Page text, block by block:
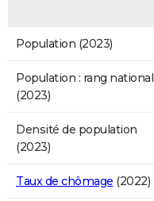
Population (2023)
Population : rang national
(2023)
Densité de population
(2023)
Taux de chômage (2022)